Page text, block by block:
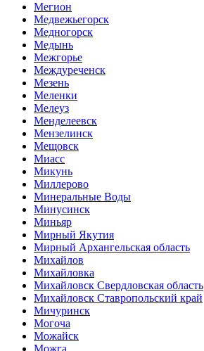
Мегион
Медвежьегорск
Медногорск
Медынь
Межгорье
Междуреченск
Мезень
Меленки
Мелеуз
Менделеевск
Мензелинск
Мещовск
Миасс
Микунь
Миллерово
Минеральные Воды
Минусинск
Миньяр
Мирный Якутия
Мирный Архангельская область
Михайлов
Михайловка
Михайловск Свердловская область
Михайловск Ставропольский край
Мичуринск
Могоча
Можайск
Можга